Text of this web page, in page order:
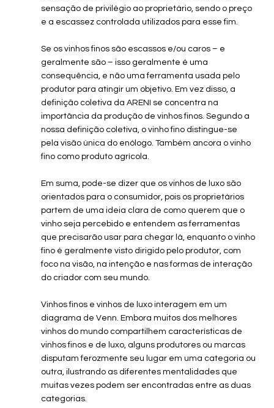
sensação de privilégio ao proprietário, sendo o preço
e a escassez controlada utilizados para esse fim.
Se os vinhos finos são escassos e/ou caros – e
geralmente são – isso geralmente é uma
consequência, e não uma ferramenta usada pelo
produtor para atingir um objetivo. Em vez disso, a
definição coletiva da ARENI se concentra na
importância da produção de vinhos finos. Segundo a
nossa definição coletiva, o vinho fino distingue-se
pela visão única do enólogo. Também ancora o vinho
fino como produto agrícola.
Em suma, pode-se dizer que os vinhos de luxo são
orientados para o consumidor, pois os proprietários
partem de uma ideia clara de como querem que o
vinho seja percebido e entendem as ferramentas
que precisarão usar para chegar lá, enquanto o vinho
fino é geralmente visto dirigido pelo produtor, com
foco na visão, na intenção e nas formas de interação
do criador com seu mundo.
Vinhos finos e vinhos de luxo interagem em um
diagrama de Venn. Embora muitos dos melhores
vinhos do mundo compartilhem características de
vinhos finos e de luxo, alguns produtores ou marcas
disputam ferozmente seu lugar em uma categoria ou
outra, ilustrando as diferentes mentalidades que
muitas vezes podem ser encontradas entre as duas
categorias.